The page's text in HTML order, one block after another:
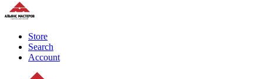
Store
Search
Account